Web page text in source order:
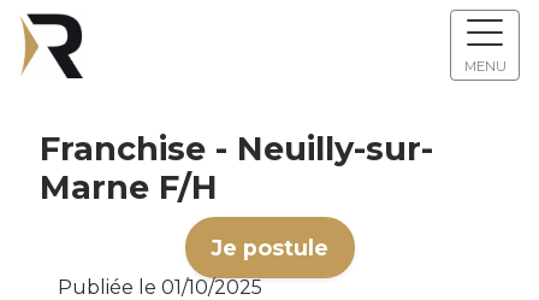
MENU
Franchise - Neuilly-sur-
Marne F/H
Je postule
Publiée le 01/10/2025